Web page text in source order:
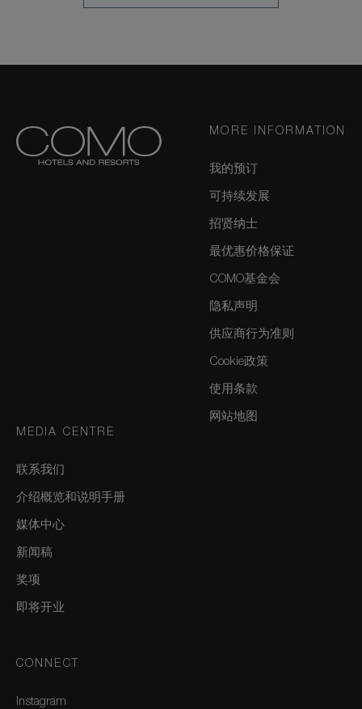
MORE
MORE INFORMATION
我的预订
可持续发展
招贤纳士
最优惠价格保证
COMO基金会
隐私声明
供应商行为准则
Cookie政策
使用条款
网站地图
MEDIA CENTRE
联系我们
介绍概览和说明手册
媒体中心
新闻稿
奖项
即将开业
CONNECT
Instagram